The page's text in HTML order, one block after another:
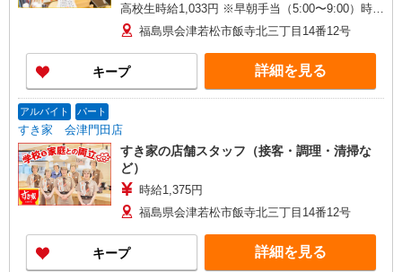
高校生時給1,033円 ※早朝手当（5:00〜9:00）時給
＋150円
福島県会津若松市飯寺北三丁目14番12号
キープ 詳細を見る
アルバイト パート
すき家 会津門田店
すき家の店舗スタッフ（接客・調理・清掃な
ど）
時給1,375円
福島県会津若松市飯寺北三丁目14番12号
キープ 詳細を見る